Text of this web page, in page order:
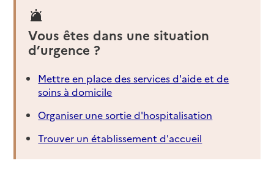
Vous êtes dans une situation
d’urgence ?
Mettre en place des services d'aide et de
soins à domicile
Organiser une sortie d'hospitalisation
Trouver un établissement d'accueil